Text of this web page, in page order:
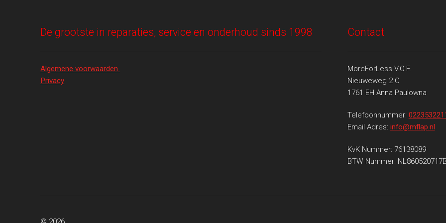
De grootste in reparaties, service en onderhoud sinds 1998
Algemene voorwaarden
Privacy
Contact
MoreForLess V.O.F.
Nieuweweg 2 C
1761 EH Anna Paulowna
Telefoonnummer:
Email Adres: info@mflap.nl
KvK Nummer: 76138089
BTW Nummer: